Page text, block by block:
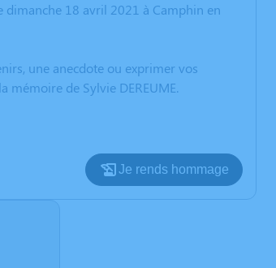
dimanche 18 avril 2021 à Camphin en
une anecdote ou exprimer vos
mémoire de Sylvie DEREUME.
Je rends hommage